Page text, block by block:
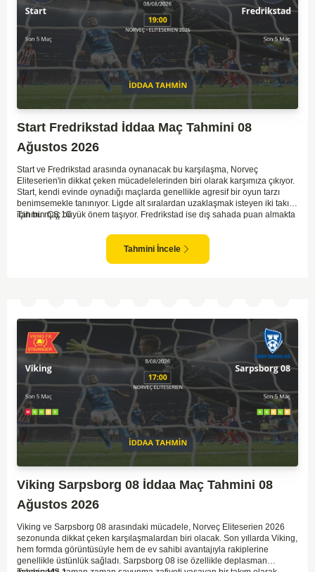
Start Fredrikstad İddaa Maç Tahmini 08
Ağustos 2026
Start ve Fredrikstad arasında oynanacak bu karşılaşma, Norveç
Eliteserien'in dikkat çeken mücadelelerinden biri olarak karşımıza çıkıyor.
Start, kendi evinde oynadığı maçlarda genellikle agresif bir oyun tarzı
benimsemekle tanınıyor. Ligde alt sıralardan uzaklaşmak isteyen iki takım
için bu maç büyük önem taşıyor. Fredrikstad ise dış sahada puan almakta
mücadelede zorluk çıkartabilir. Maçın temposunun yüksek olacağını ve
her iki takımın da sonuca gitmeye odaklanacağını düşünüyorum.
Tahmin ÇŞ 10
Tahmini İncele
Viking Sarpsborg 08 İddaa Maç Tahmini 08
Ağustos 2026
Viking ve Sarpsborg 08 arasındaki mücadele, Norveç Eliteserien 2026
sezonunda dikkat çeken karşılaşmalardan biri olacak. Son yıllarda Viking,
hem formda görüntüsüyle hem de ev sahibi avantajıyla rakiplerine
genellikle üstünlük sağladı. Sarpsborg 08 ise özellikle deplasman